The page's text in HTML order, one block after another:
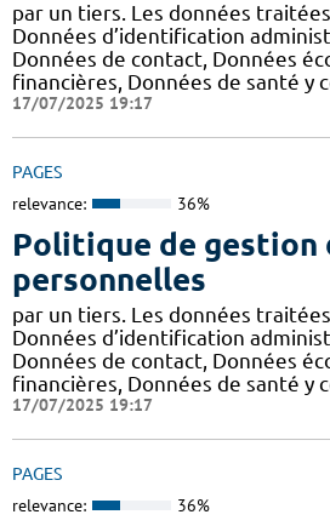
par un tiers. Les données
Données d’identification
Données de contact, Données
financières, Données de santé y
17/07/2025 19:17
PAGES
relevance: 36%
Politique de gestion
personnelles
par un tiers. Les données
Données d’identification
Données de contact, Données
financières, Données de santé y
17/07/2025 19:17
PAGES
relevance: 36%